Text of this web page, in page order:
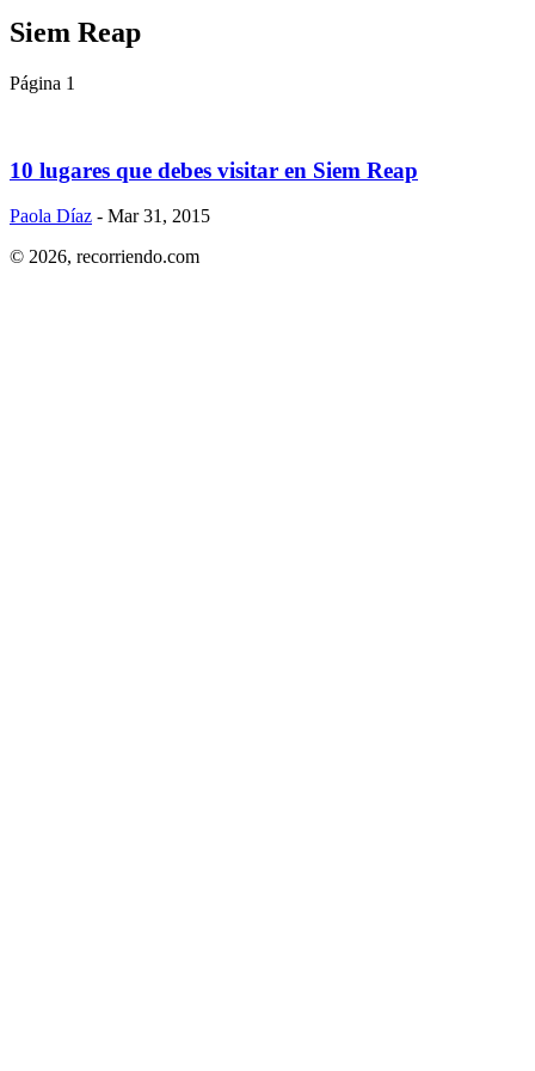
Siem Reap
Página 1
10 lugares que debes visitar en Siem Reap
Paola Díaz - Mar 31, 2015
© 2026, recorriendo.com